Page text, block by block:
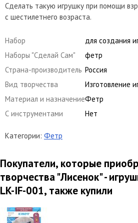
Сделать такую игрушку при помощи
с шестилетнего возраста.
Набор
для создания
Наборы "Сделай Сам"
фетр
Страна-производитель Россия
Вид творчества
Изготовление
Материал и назначениеФетр
С инструментами
Нет
Категории: Фетр
Покупатели, которые
творчества "Лисенок" -
LK-IF-001, также купили